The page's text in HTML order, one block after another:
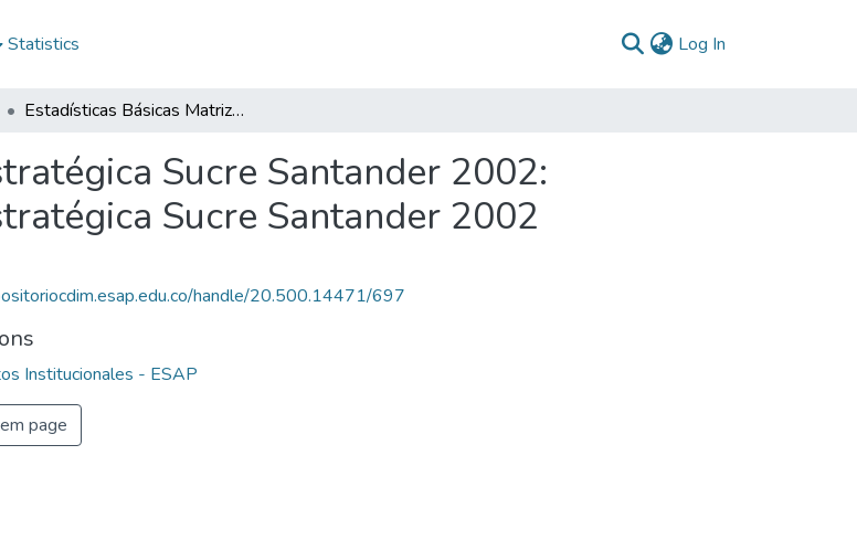
Statistics Log In
Estadísticas Básicas Matriz Estratégica Sucre Santander 2002: Estadísticas Básicas Matriz Estratégica Sucre Santander 2002
Sucre Santander 2002:
Sucre Santander 2002
handle/20.500.14471/697
Institucionales - ESAP
page